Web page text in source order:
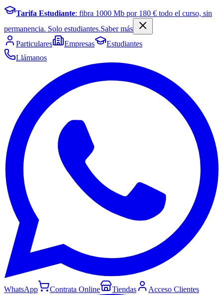
Tarifa Estudiante: fibra 1000 Mb por 180 € todo el curso, sin
permanencia. Solo estudiantes.Saber más
Particulares
Empresas
Estudiantes
Llámanos
WhatsApp Contrata Online Tiendas Acceso Clientes